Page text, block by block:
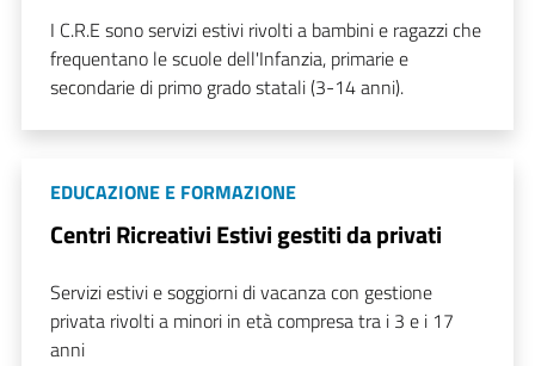
I C.R.E sono servizi estivi rivolti a bambini e ragazzi che
frequentano le scuole dell'Infanzia, primarie e
secondarie di primo grado statali (3-14 anni).
EDUCAZIONE E FORMAZIONE
Centri Ricreativi Estivi gestiti da privati
Servizi estivi e soggiorni di vacanza con gestione
privata rivolti a minori in età compresa tra i 3 e i 17
anni